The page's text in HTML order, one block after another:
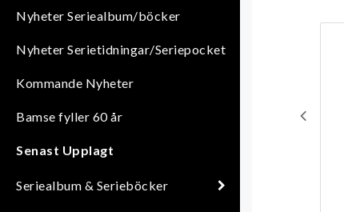
Nyheter Seriealbum/böcker
Nyheter Serietidningar/Seriepocket
Kommande Nyheter
Bamse fyller 60 år
Senast Upplagt
Seriealbum & Serieböcker